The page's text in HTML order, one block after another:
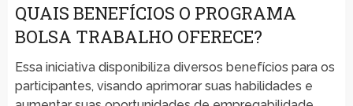
QUAIS BENEFÍCIOS O PROGRAMA
BOLSA TRABALHO OFERECE?
Essa iniciativa disponibiliza diversos benefícios para os
participantes, visando aprimorar suas habilidades e